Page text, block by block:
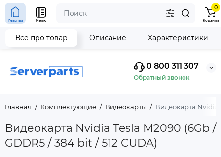
0 800 311 307
Обратный звонок
Главная Меню
0
Корзина
Главная Комплектующие Видеокарты Видеокарта Nvidia
Видеокарта Nvidia Tesla M2090 (6Gb /
GDDR5 / 384 bit / 512 CUDA)
Все про товар Описание Характеристики